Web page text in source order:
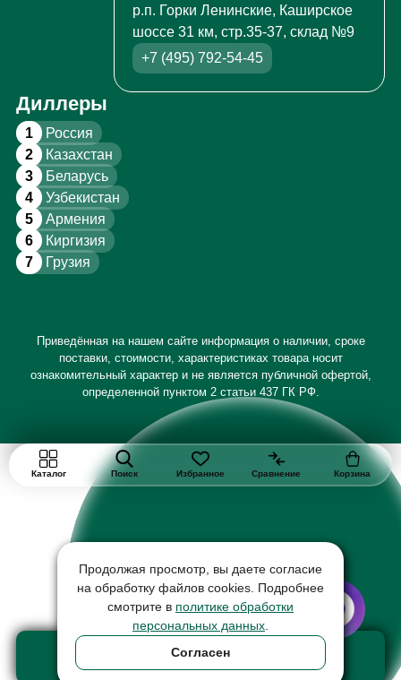
Добавить в корзину
товар на сумму 18290 ₽
р.п. Горки Ленинские, Каширское
шоссе 31 км, стр.35-37, склад №9
+7 (495) 792-54-45
Диллеры
1 Россия
2 Казахстан
3 Беларусь
4 Узбекистан
5 Армения
6 Киргизия
7 Грузия
Приведённая на нашем сайте информация о наличии, сроке
поставки, стоимости, характеристиках товара носит
ознакомительный характер и не является публичной офертой,
определенной пунктом 2 статьи 437 ГК РФ.
Каталог Поиск Избранное Сравнение Корзина
Продолжая просмотр, вы даете согласие
на обработку файлов cookies. Подробнее
смотрите в политике обработки
персональных данных
Согласен